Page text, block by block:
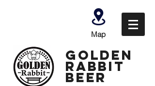
Map
GOLDEN
Rabbit
Beer